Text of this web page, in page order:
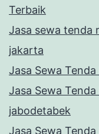
Terbaik
Jasa sewa tenda
jakarta
Jasa Sewa
Jasa Sewa
jabodetabek
Jasa Sewa